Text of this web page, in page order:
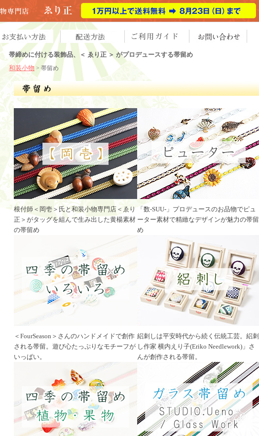
帯締めに付ける装飾品、＜ ゑり正 ＞ がプロデュースする帯留め
和装小物 > 帯留め
根付師＜岡壱＞氏と和装小物専門店＜ゑり
正＞がタッグを組んで生み出した黄楊素材
の帯留め
「数-SUU-」プロデュースのお品物でピュ
ーター素材で精緻なデザインが魅力の帯留
め
＜FourSeason＞さんのハンドメイドで創作
される帯留。遊び心たっぷりなモチーフが
いっぱい。
絽刺しは平安時代から続く伝統工芸。絽刺
し作家 横内えり子(Eriko Needlework)」さ
んが創作される帯留。